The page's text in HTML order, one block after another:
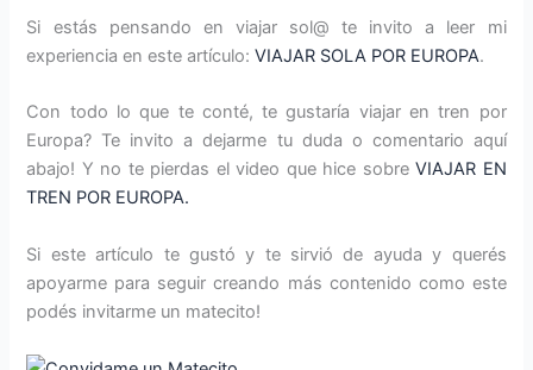
Si estás pensando en viajar sol@ te invito a leer mi
experiencia en este artículo:VIAJAR SOLA POR EUROPA.
Con todo lo que te conté, te gustaría viajar en tren por
Europa? Te invito a dejarme tu duda o comentario aquí
abajo! Y no te pierdas el video que hice sobreVIAJAR EN
TREN POR EUROPA.
Si este artículo te gustó y te sirvió de ayuda y querés
apoyarme para seguir creando más contenido como este
podés invitarme un matecito!